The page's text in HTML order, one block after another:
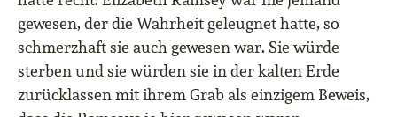
gewesen, der die Wahrheit geleugnet hatte, so
schmerzhaft sie auch gewesen war. Sie würde
sterben und sie würden sie in der kalten Erde
zurücklassen mit ihrem Grab als einzigem Beweis,